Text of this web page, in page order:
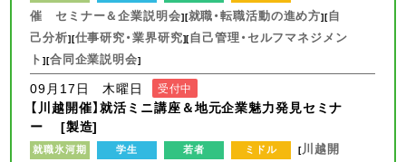
催 セミナー＆企業説明会][就職・転職活動の進め方][自
己分析][仕事研究・業界研究][自己管理・セルフマネジメン
ト][合同企業説明会]
09月17日 木曜日 受付中
【川越開催】就活ミニ講座＆地元企業魅力発見セミナ
ー [製造]
就職氷河期 学生 若者 ミドル [川越開